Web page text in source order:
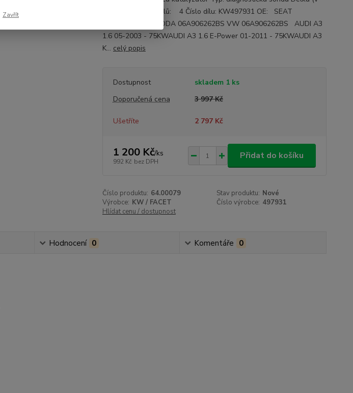
mm): 570Počet polů: 4 Číslo dílu: KW497931 OE: SEAT
06A906262BS SKODA 06A906262BS VW 06A906262BS AUDI A3
1.6 05-2003 - 75KWAUDI A3 1.6 E-Power 01-2011 - 75KWAUDI A3
K... celý popis
Dostupnost
skladem 1 ks
Doporučená cena
3 997 Kč
Ušetříte 2 797 Kč
1 200 Kč/ks
992 Kč bez DPH
Přidat do košíku
Číslo produktu: 64.00079 Stav produktu: Nové
Výrobce: KW / FACET Číslo výrobce: 497931
Hlídat cenu / dostupnost
Hodnocení 0 Komentáře 0
Zavřít